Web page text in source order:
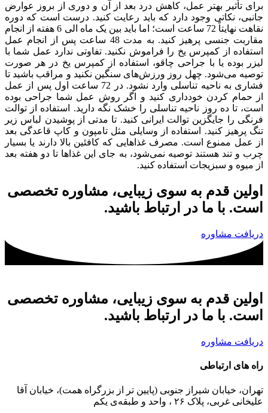
برای تأثیر بهتر عمل، کاهش درد بعد از آن و دوری از بروز عوارض
جانبی، نکاتی وجود دارد که باید رعایت کنید. درست است که دوره
نقاهت نهایتاً 72 ساعت است؛ اما باید بین یک ماه الی 6 هفته از انجام
مقاربت جنسی پرهیز کنید. به مدت 48 ساعت پس از انجام عمل
استفاده از کمپرس یخ را فراموش نکنید. تفاوتی ندارد عمل شما با
لیزر بوده یا با جراحی چاقو، استفاده از کمپرس یخ در هر صورت
توصیه می‌شود. چهل روز ورزش‌های سنگین نکنید و مراقب باشید تا
فشاری به ناحیه تناسلی وارد نشود. در 72 ساعت اول پس از عمل
از حمام کردن خودداری کنید و اگر روش عمل شما جراحی بوده
است، تا ده روز ناحیه تناسلی را خشک نگه دارید. استفاده از توالت
فرنگی را جایگزین توالت ایرانی کنید. تا مدتی از پوشیدن لباس زیر
تنگ پرهیز کنید. استفاده از وسایلی مثل تامپون و کاپ قاعدگی بعد
از عمل ممنوع است. مصرف غذاهایی که کافئین بالا دارند یا بسیار
چرب و تند هستند توصیه نمی‌شود، به جای این غذاها تا دو هفته بعد
از میوه و سبزیجات استفاده کنید.
اولین قدم به سوی زیبایی، مشاوره تخصصی
است. با ما در ارتباط باشید.
دریافت مشاوره
اولین قدم به سوی زیبایی، مشاوره تخصصی
است. با ما در ارتباط باشید.
دریافت مشاوره
راه های ارتباطی
تهران، خیابان شیراز جنوبی (پایین تر از بزرگراه همت)، خیابان آقا
علیخانی غربی، پلاک ۲۶ ، واحد و طبقه‌ی یکم